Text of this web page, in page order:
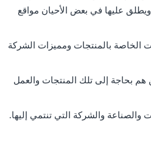
عليها في بعض الأحيان مواقع
بالمنتجات ومميزات الشركة
هم بحاجة إلى تلك المنتجات والعمل
والشركة التي تنتمي إليها.